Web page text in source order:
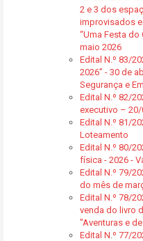
2 e 3 dos
improvisados
“Uma Festa do
maio 2026
Edital N.º 83/
2026” - 30 de
Segurança e
Edital N.º 82/
executivo –
Edital N.º 81/
Loteamento
Edital N.º 80/
física - 2026 -
Edital N.º 79/
do mês de
Edital N.º 78/
venda do livro
"Aventuras e
Edital N.º 77/